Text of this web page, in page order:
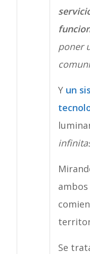
poner
Y un
Se